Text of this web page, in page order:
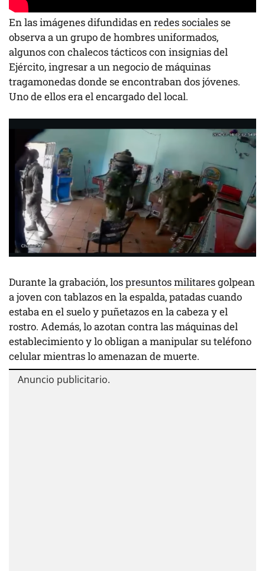
En las imágenes difundidas en redes socialesse
observa a un grupo de hombres uniformados,
algunos con chalecos tácticos con insignias del
Ejército, ingresar a un negocio de máquinas
tragamonedas donde se encontraban dos jóvenes.
Uno de ellos era el encargado del local.
Durante la grabación, lospresuntos militaresgolpean
a joven con tablazos en la espalda, patadas cuando
estaba en el suelo y puñetazos en la cabeza y el
rostro. Además, lo azotan contra las máquinas del
establecimiento y lo obligan a manipular su teléfono
celular mientras lo amenazan de muerte.